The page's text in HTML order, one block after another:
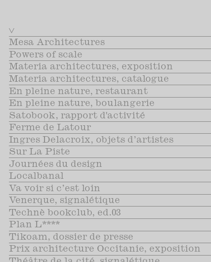
Mesa Architectures
Powers of scale
Materia architectures, exposition
Materia architectures, catalogue
En pleine nature, restaurant
En pleine nature, boulangerie
Satobook, rapport d'activité
Ferme de Latour
Ingres Delacroix, objets d’artistes
Sur La Piste
Journées du design
Localbanal
Va voir si c’est loin
Venerque, signalétique
Technè bookclub, ed.03
Plan L****
Tikoam, dossier de presse
Prix architecture Occitanie, exposition